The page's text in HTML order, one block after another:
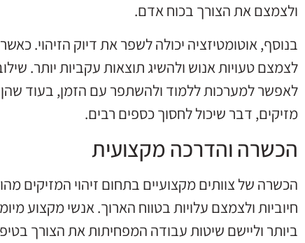
ולצמצם את הצורך בכוח אדם.
בנוסף, אוטומטיזציה יכולה לשפר את דיוק הזיהוי.
לצמצם טעויות אנוש ולהשיג תוצאות עקביות יותר.
לאפשר למערכות ללמוד ולהשתפר עם הזמן, בעוד
מזיקים, דבר שיכול לחסוך כספים רבים.
הכשרה והדרכה מקצועית
הכשרה של צוותים מקצועיים בתחום זיהוי המזיקים
חיוביות ולצמצם עלויות בטווח הארוך. אנשי מקצוע
ביותר וליישם שיטות עבודה המפחיתות את הצורך